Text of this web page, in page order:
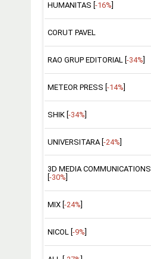
HUMANITAS [ -16%
CORUT PAVEL
RAO GRUP EDITORIAL [ -34%
METEOR PRESS [ -14%
SHIK [-34%]
UNIVERSITARA [-24%]
3D MEDIA COMMUNICATIONS
-30%
MIX [ -24%
NICOL [ -9%